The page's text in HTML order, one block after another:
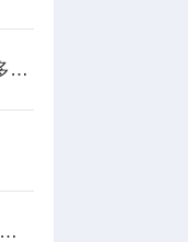
Micasense Rededge-mx农业多光谱相机*校
（冷知识）关于大疆禅思L1激光雷达基站选择的一些方法